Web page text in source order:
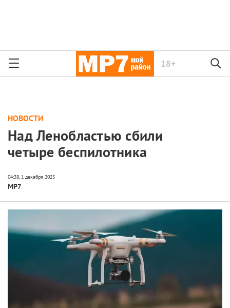
18+
НОВОСТИ
Над Ленобластью сбили
четыре беспилотника
МР7